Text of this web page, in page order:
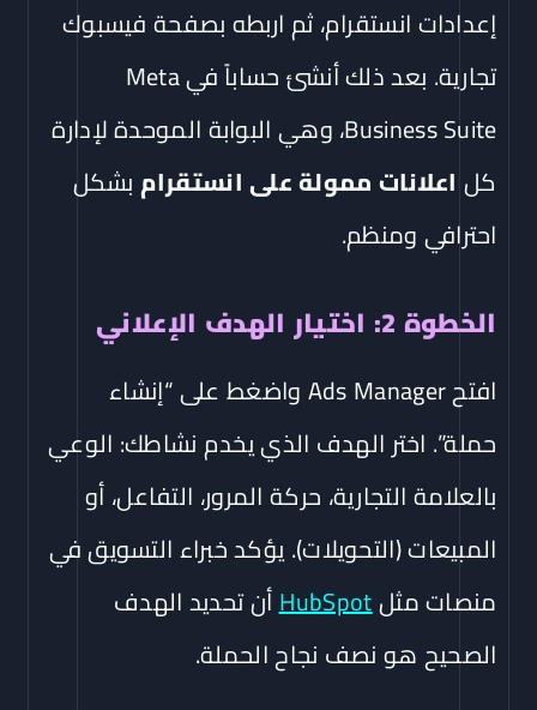
إعدادات انستقرام، ثم اربطه بصفحة فيسبوك
تجارية. بعد ذلك أنشئ حساباً في Meta
Business Suite، وهي البوابة الموحدة لإدارة
كل اعلانات ممولة على انستقرامبشكل
احترافي ومنظم.
الخطوة 2: اختيار الهدف الإعلاني
افتح Ads Manager واضغط على “إنشاء
حملة”. اختر الهدف الذي يخدم نشاطك: الوعي
بالعلامة التجارية، حركة المرور، التفاعل، أو
المبيعات (التحويلات). يؤكد خبراء التسويق في
منصات مثلHubSpotأن تحديد الهدف
الصحيح هو نصف نجاح الحملة.